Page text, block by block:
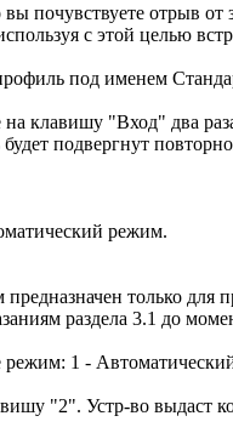
почувствуете отрыв
с этой целью
под именем
клавишу "Вход" два раза
будет подвергнут
режим.
только для
раздела 3.1 до
1 -
"2". Устр-во выдаст